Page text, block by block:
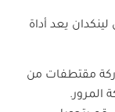
يعد أداة
مقتطفات من
المرور.